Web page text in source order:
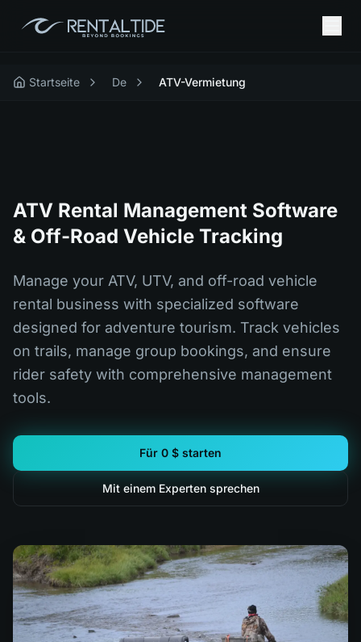
Startseite De ATV-Vermietung
ATV Rental Management Software
& Off-Road Vehicle Tracking
Manage your ATV, UTV, and off-road vehicle
rental business with specialized software
designed for adventure tourism. Track vehicles
on trails, manage group bookings, and ensure
rider safety with comprehensive management
tools.
Für 0 $ starten
Mit einem Experten sprechen